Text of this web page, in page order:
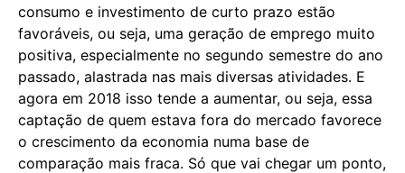
consumo e investimento de curto prazo estão
favoráveis, ou seja, uma geração de emprego muito
positiva, especialmente no segundo semestre do ano
passado, alastrada nas mais diversas atividades. E
agora em 2018 isso tende a aumentar, ou seja, essa
captação de quem estava fora do mercado favorece
o crescimento da economia numa base de
comparação mais fraca. Só que vai chegar um ponto,